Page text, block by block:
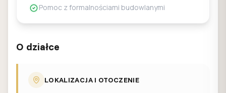
Pomoc z formalnościami budowlanymi
O działce
LOKALIZACJA I OTOCZENIE